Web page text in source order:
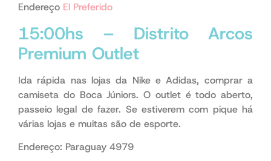
Endereço El Preferido
15:00hs – Distrito Arcos
Premium Outlet
Ida rápida nas lojas da Nike e Adidas, comprar a
camiseta do Boca Júniors. O outlet é todo aberto,
passeio legal de fazer. Se estiverem com pique há
várias lojas e muitas são de esporte.
Endereço: Paraguay 4979